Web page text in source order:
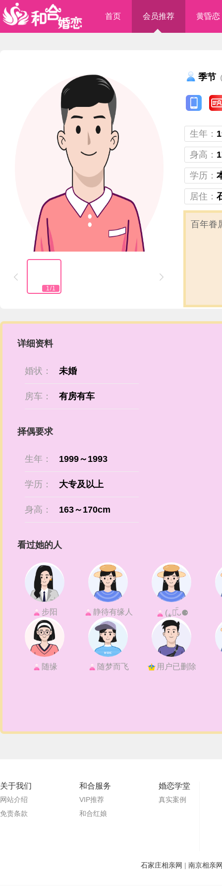
首页 会员推荐 黄昏恋

1/1

季节
生年：
身高：
学历：
居住：
百年眷
详细资料
婚状： 未婚
房车： 有房有车
择偶要求
生年： 1999～1993
学历： 大专及以上
身高： 163～170cm
看过她的人
步阳 静待有缘人 (⁎⚈᷀᷁ᴗ⚈
随缘 随梦而飞 用户已删除
关于我们
网站介绍
免责条款
和合服务
VIP推荐
和合红娘
婚恋学堂
真实案例
石家庄相亲网 | 南京相亲